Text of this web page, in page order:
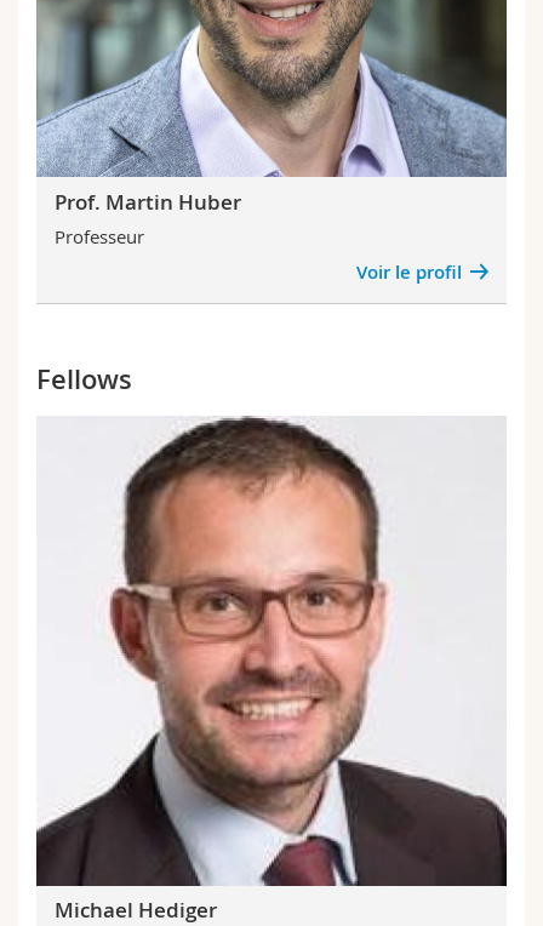
Prof. Martin Huber
Professeur
Voir le profil
Fellows
Michael Hediger